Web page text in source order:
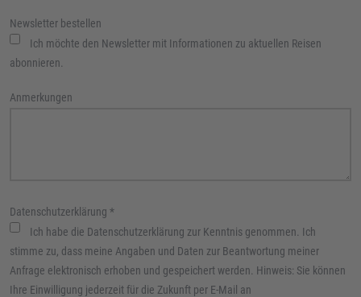
Newsletter bestellen
Ich möchte den Newsletter mit Informationen zu aktuellen Reisen
abonnieren.
Anmerkungen
Datenschutzerklärung *
Ich habe die Datenschutzerklärung zur Kenntnis genommen. Ich
stimme zu, dass meine Angaben und Daten zur Beantwortung meiner
Anfrage elektronisch erhoben und gespeichert werden. Hinweis: Sie können
Ihre Einwilligung jederzeit für die Zukunft per E-Mail an